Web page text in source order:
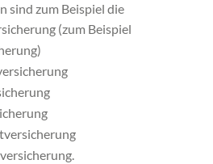
sind zum Beispiel die
(zum Beispiel